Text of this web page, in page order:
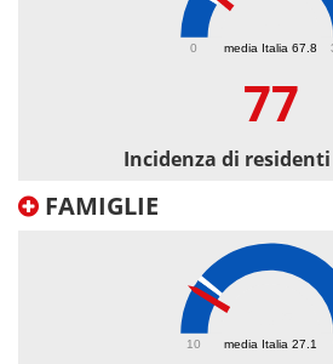
media Italia 67.8
0
77
Incidenza di
FAMIGLIE
media Italia 27.1
10